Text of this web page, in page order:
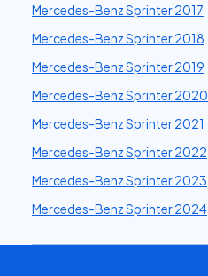
Mercedes-Benz Sprinter 2017
Mercedes-Benz Sprinter 2018
Mercedes-Benz Sprinter 2019
Mercedes-Benz Sprinter 2020
Mercedes-Benz Sprinter 2021
Mercedes-Benz Sprinter 2022
Mercedes-Benz Sprinter 2023
Mercedes-Benz Sprinter 2024